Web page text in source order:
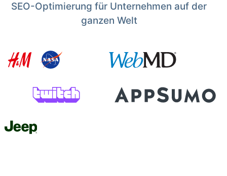
SEO-Optimierung für Unternehmen auf der
ganzen Welt